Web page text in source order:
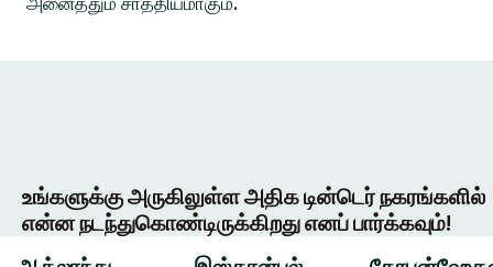
உங்களுக்கு அருகிலுள்ள அதிக டின்டெர் நகரங்களில்
என்ன நடந்துகொண்டிருக்கிறது எனப் பார்க்கவும்!